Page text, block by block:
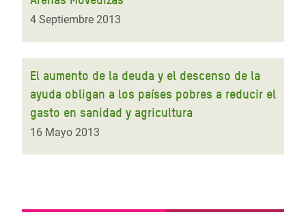
4 Septiembre 2013
El aumento de la deuda y el descenso de la
ayuda obligan a los países pobres a reducir el
gasto en sanidad y agricultura
16 Mayo 2013